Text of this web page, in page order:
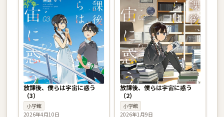
放課後、僕らは宇宙に惑う
（3）
小学館
2026年4月10日
放課後、僕らは宇宙に惑う
（2）
小学館
2026年1月9日